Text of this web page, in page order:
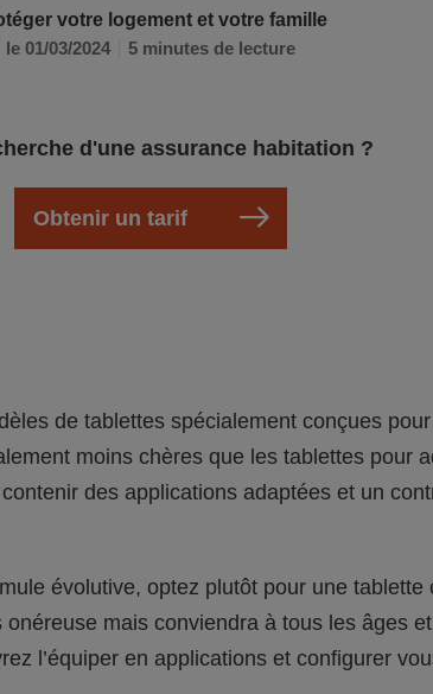
votre logement et votre famille
le 01/03/2024
5 minutes de lecture
d'une assurance habitation ?
Obtenir un tarif
de tablettes spécialement conçues
moins chères que les tablettes pour
des applications adaptées et un
évolutive, optez plutôt pour une tablette
mais conviendra à tous les âges
l’équiper en applications et configurer